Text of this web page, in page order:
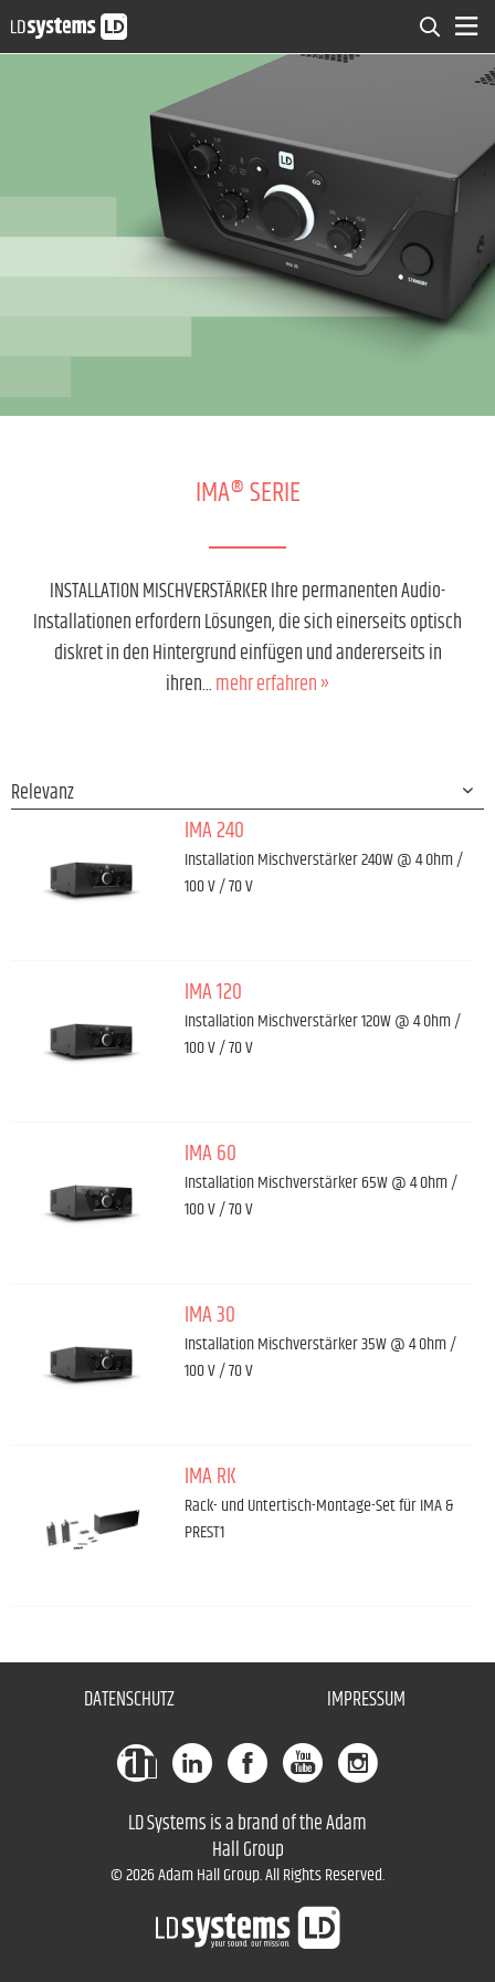
IMA® SERIE
INSTALLATION MISCHVERSTÄRKER Ihre permanenten Audio-
Installationen erfordern Lösungen, die sich einerseits optisch
diskret in den Hintergrund einfügen und andererseits in
ihren...mehr erfahren »
IMA 240
Installation Mischverstärker 240W @ 4 Ohm /
100 V / 70 V
IMA 120
Installation Mischverstärker 120W @ 4 Ohm /
100 V / 70 V
IMA 60
Installation Mischverstärker 65W @ 4 Ohm /
100 V / 70 V
IMA 30
Installation Mischverstärker 35W @ 4 Ohm /
100 V / 70 V
IMA RK
Rack- und Untertisch-Montage-Set für IMA &
PREST1
DATENSCHUTZ IMPRESSUM
LD Systems is a brand of the Adam
Hall Group
© 2026 Adam Hall Group. All Rights Reserved.